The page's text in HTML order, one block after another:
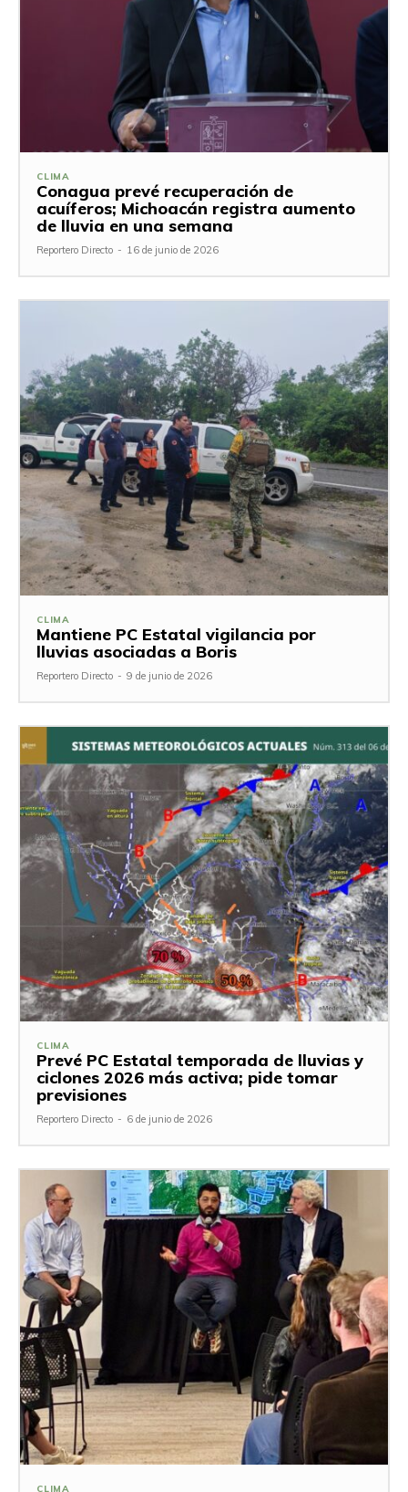
CLIMA
Conagua prevé recuperación de
acuíferos; Michoacán registra aumento
de lluvia en una semana
Reportero Directo - 16 de junio de 2026
CLIMA
Mantiene PC Estatal vigilancia por
lluvias asociadas a Boris
Reportero Directo - 9 de junio de 2026
CLIMA
Prevé PC Estatal temporada de lluvias y
ciclones 2026 más activa; pide tomar
previsiones
Reportero Directo - 6 de junio de 2026
CLIMA